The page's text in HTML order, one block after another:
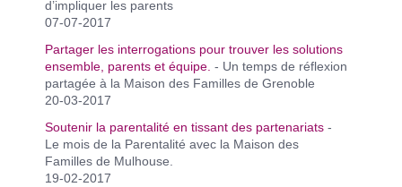
d’impliquer les parents
07-07-2017
Partager les interrogations pour trouver les solutions
ensemble, parents et équipe. - Un temps de réflexion
partagée à la Maison des Familles de Grenoble
20-03-2017
Soutenir la parentalité en tissant des partenariats -
Le mois de la Parentalité avec la Maison des
Familles de Mulhouse.
19-02-2017